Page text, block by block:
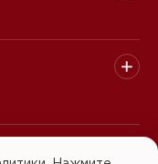
защищены.